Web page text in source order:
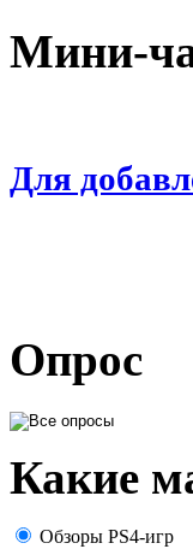
Мини-
Для
Опрос
Какие
Обзоры PS4-игр